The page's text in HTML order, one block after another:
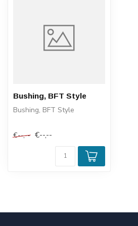
Bushing, BFT Style
Bushing, BFT Style
€--,-- €--,--